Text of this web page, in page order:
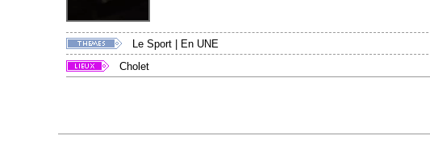
Le Sport
En UNE
Cholet